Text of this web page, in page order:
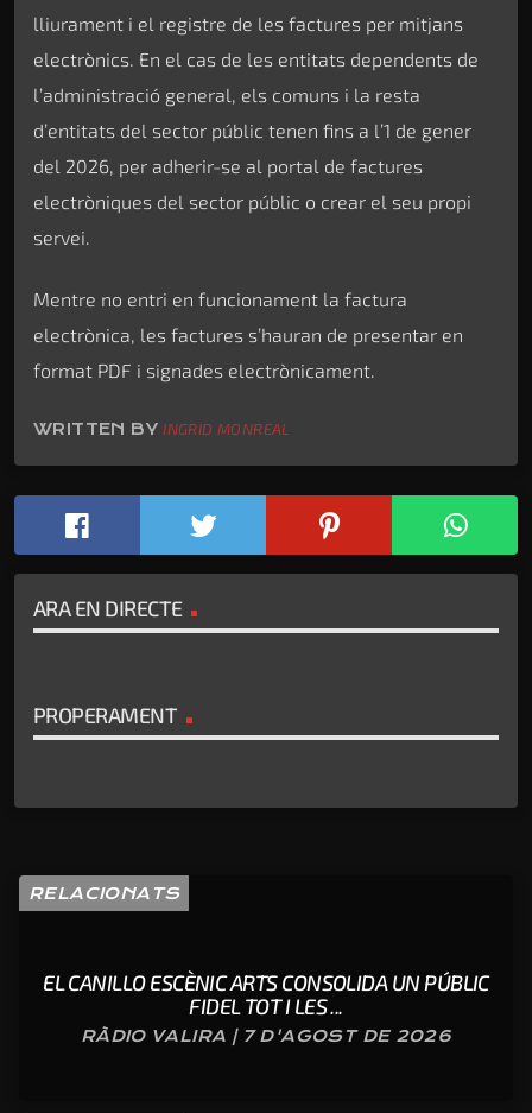
lliurament i el registre de les factures per mitjans
electrònics. En el cas de les entitats dependents de
l’administració general, els comuns i la resta
d’entitats del sector públic tenen fins a l’1 de gener
del 2026, per adherir-se al portal de factures
electròniques del sector públic o crear el seu propi
servei.
Mentre no entri en funcionament la factura
electrònica, les factures s’hauran de presentar en
format PDF i signades electrònicament.
WRITTEN BY INGRID MONREAL
ARA EN DIRECTE
PROPERAMENT
RELACIONATS
EL CANILLO ESCÈNIC ARTS CONSOLIDA UN PÚBLIC
FIDEL TOT I LES ...
RÀDIO VALIRA | 7 D'AGOST DE 2026